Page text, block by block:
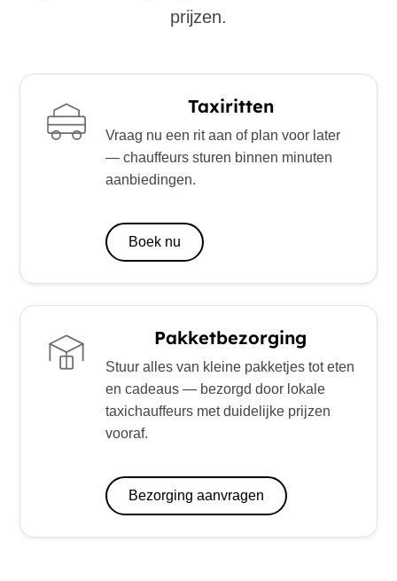
prijzen.
Taxiritten
Vraag nu een rit aan of plan voor later
— chauffeurs sturen binnen minuten
aanbiedingen.
Boek nu
Pakketbezorging
Stuur alles van kleine pakketjes tot eten
en cadeaus — bezorgd door lokale
taxichauffeurs met duidelijke prijzen
vooraf.
Bezorging aanvragen